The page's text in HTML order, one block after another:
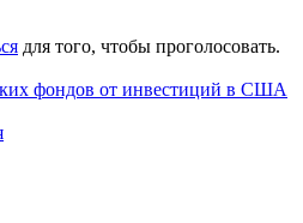
для того, чтобы проголосовать.
фондов от инвестиций в США